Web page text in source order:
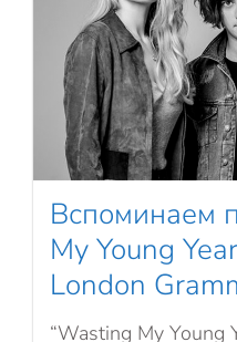
Вспоминаем
My Young
London
“Wasting My Young